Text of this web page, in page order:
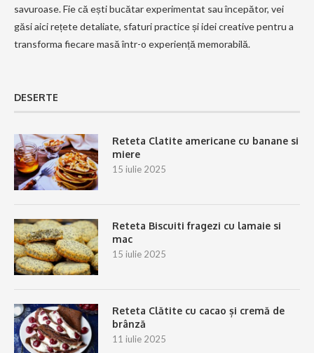
savuroase. Fie că ești bucătar experimentat sau începător, vei
găsi aici rețete detaliate, sfaturi practice și idei creative pentru a
transforma fiecare masă într-o experiență memorabilă.
DESERTE
Reteta Clatite americane cu banane si
miere
15 iulie 2025
Reteta Biscuiti fragezi cu lamaie si
mac
15 iulie 2025
Reteta Clătite cu cacao și cremă de
brânză
11 iulie 2025